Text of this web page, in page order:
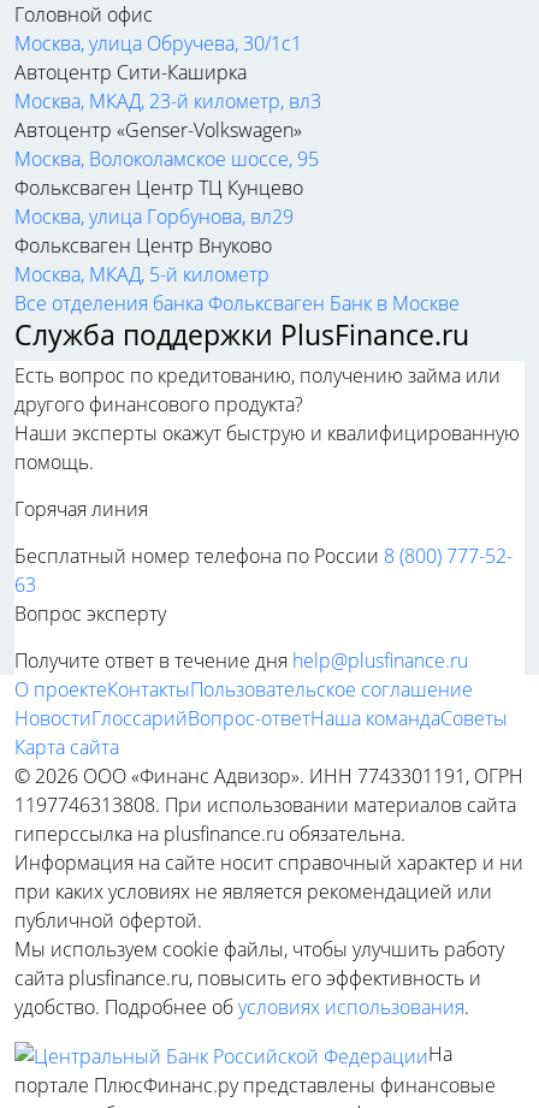
Головной офис
Москва, улица Обручева, 30/1с1
Автоцентр Сити-Каширка
Москва, МКАД, 23-й километр, вл3
Автоцентр «Genser-Volkswagen»
Москва, Волоколамское шоссе, 95
Фольксваген Центр ТЦ Кунцево
Москва, улица Горбунова, вл29
Фольксваген Центр Внуково
Москва, МКАД, 5-й километр
Все отделения банка Фольксваген Банк в Москве
Служба поддержки PlusFinance.ru
Есть вопрос по кредитованию, получению займа или
другого финансового продукта?
Наши эксперты окажут быструю и квалифицированную
помощь.
Горячая линия
Бесплатный номер телефона по России 8 (800) 777-52-
63
Вопрос эксперту
Получите ответ в течение дня help@plusfinance.ru
О проектеКонтактыПользовательское соглашение
НовостиГлоссарийВопрос-ответНаша командаСоветы
Карта сайта
© 2026 ООО «Финанс Адвизор». ИНН 7743301191, ОГРН
1197746313808. При использовании материалов сайта
гиперссылка на plusfinance.ru обязательна.
Информация на сайте носит справочный характер и ни
при каких условиях не является рекомендацией или
публичной офертой.
Мы используем cookie файлы, чтобы улучшить работу
сайта plusfinance.ru, повысить его эффективность и
удобство. Подробнее обусловиях использования.
На
портале ПлюсФинанс.ру представлены финансовые